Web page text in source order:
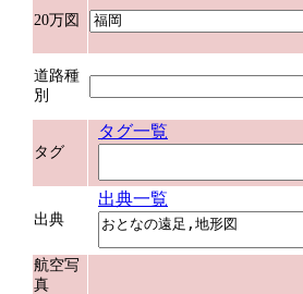
20万図
道路種
別
タグ
タグ一覧
出典
出典一覧
航空写
真